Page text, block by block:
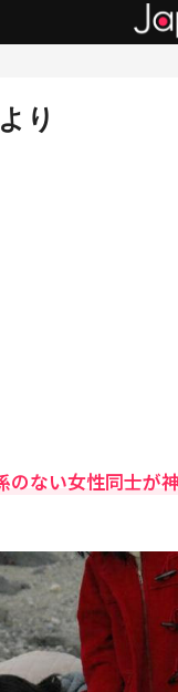
り
ない女性同士が